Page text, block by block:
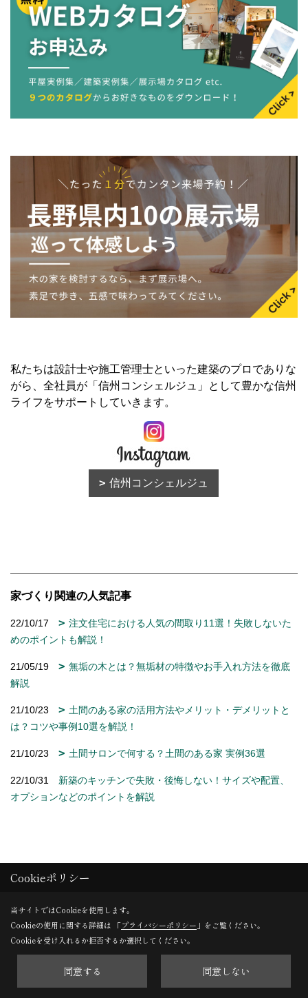
私たちは設計士や施工管理士といった建築のプロでありな
がら、全社員が「信州コンシェルジュ」として豊かな信州
ライフをサポートしていきます。
信州コンシェルジュ
家づくり関連の人気記事
22/10/17
注文住宅における人気の間取り11選！失敗しないた
めのポイントも解説！
21/05/19
無垢の木とは？無垢材の特徴やお手入れ方法を徹底
解説
21/10/23
土間のある家の活用方法やメリット・デメリットと
は？コツや事例10選を解説！
21/10/23 土間サロンで何する？土間のある家 実例36選
22/10/31 新築のキッチンで失敗・後悔しない！サイズや配置、
オプションなどのポイントを解説
前の記事
記事一覧｜デザイン・インテリア
Cookieポリシー
当サイトではCookieを使用します。
Cookieの使用に関する詳細は 「プライバシーポリシー 」をご覧ください。
Cookieを受け入れるか拒否するか選択してください。
同意する 同意しない